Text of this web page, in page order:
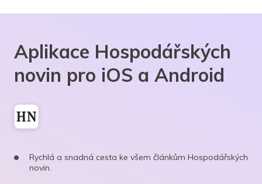
Aplikace Hospodářských
novin pro iOS a Android
Rychlá a snadná cesta ke všem článkům Hospodářských
novin.